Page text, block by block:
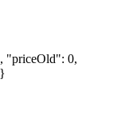
"priceOld": 0,